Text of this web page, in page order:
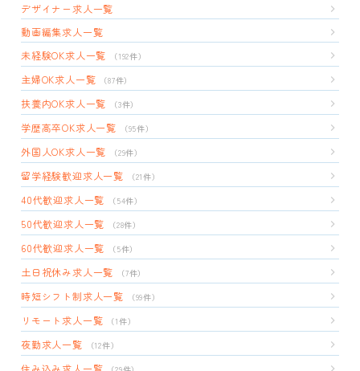
デザイナー求人一覧
動画編集求人一覧
未経験OK求人一覧
（192件）
主婦OK求人一覧 （87件）
扶養内OK求人一覧 （3件）
学歴高卒OK求人一覧 （95件）
外国人OK求人一覧 （29件）
留学経験歓迎求人一覧 （21件）
40代歓迎求人一覧 （54件）
50代歓迎求人一覧 （28件）
60代歓迎求人一覧 （5件）
土日祝休み求人一覧 （7件）
時短シフト制求人一覧 （99件）
リモート求人一覧 （1件）
夜勤求人一覧 （12件）
住み込み求人一覧